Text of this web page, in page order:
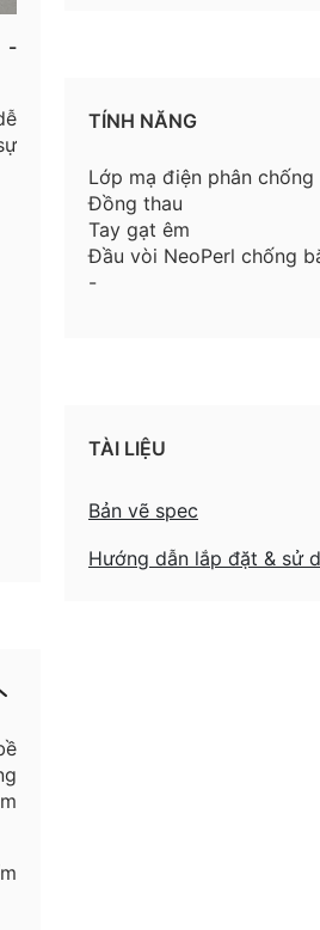
-
TÍNH NĂNG
Lớp mạ điện phân
Đồng thau
Tay gạt êm
Đầu vòi NeoPerl chống
-
TÀI LIỆU
Bản vẽ spec
Hướng dẫn lắp đặt & sử